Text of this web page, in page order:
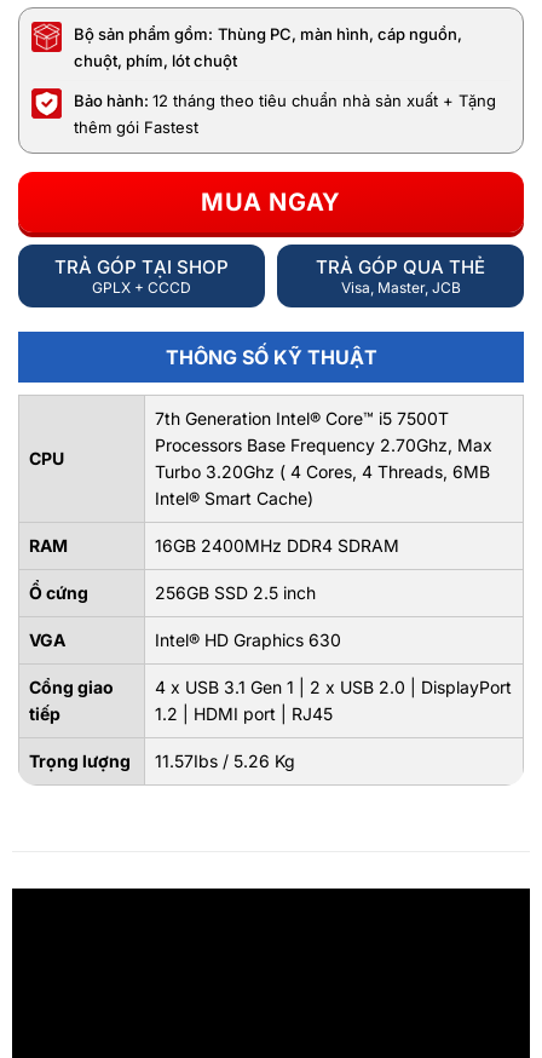
Bộ sản phẩm gồm: Thùng PC, màn hình, cáp nguồn,
chuột, phím, lót chuột
Bảo hành: 12 tháng theo tiêu chuẩn nhà sản xuất + Tặng
thêm gói Fastest
MUA NGAY
TRẢ GÓP TẠI SHOP
GPLX + CCCD
TRẢ GÓP QUA THẺ
Visa, Master, JCB
THÔNG SỐ KỸ THUẬT
CPU
7th Generation Intel® Core™ i5 7500T
Processors Base Frequency 2.70Ghz, Max
Turbo 3.20Ghz ( 4 Cores, 4 Threads, 6MB
Intel® Smart Cache)
RAM 16GB 2400MHz DDR4 SDRAM
Ổ cứng 256GB SSD 2.5 inch
VGA Intel® HD Graphics 630
Cổng giao
tiếp
4 x USB 3.1 Gen 1 | 2 x USB 2.0 | DisplayPort
1.2 | HDMI port | RJ45
Trọng lượng 11.57Ibs / 5.26 Kg